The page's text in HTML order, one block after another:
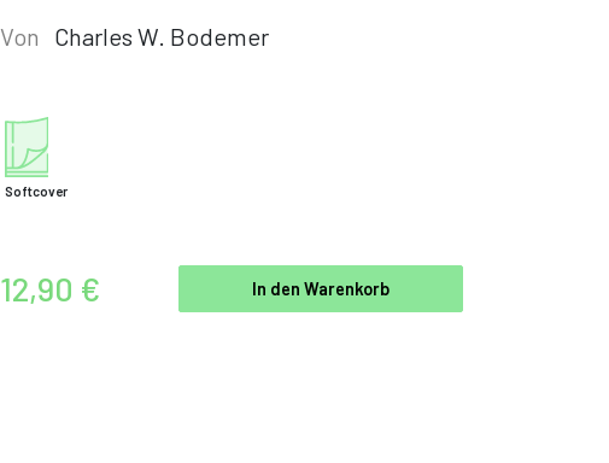
Von Charles W. Bodemer
Softcover
12,90 € In den Warenkorb